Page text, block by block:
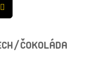
ČOKOLÁDA